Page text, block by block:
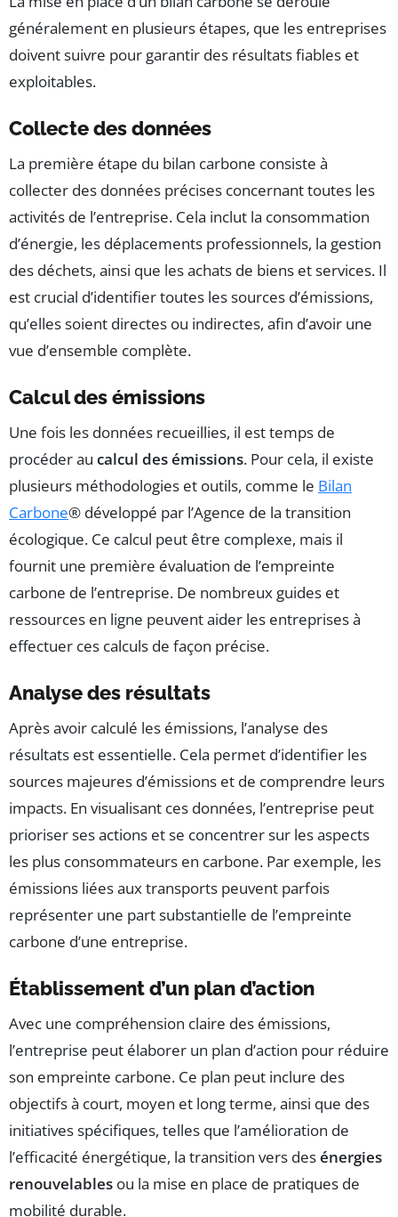
généralement en plusieurs étapes, que les entreprises
doivent suivre pour garantir des résultats fiables et
exploitables.
Collecte des données
La première étape du bilan carbone consiste à
collecter des données précises concernant toutes les
activités de l’entreprise. Cela inclut la consommation
d’énergie, les déplacements professionnels, la gestion
des déchets, ainsi que les achats de biens et services. Il
est crucial d’identifier toutes les sources d’émissions,
qu’elles soient directes ou indirectes, afin d’avoir une
vue d’ensemble complète.
Calcul des émissions
Une fois les données recueillies, il est temps de
procéder au calcul des émissions. Pour cela, il existe
plusieurs méthodologies et outils, comme le Bilan
Carbone® développé par l’Agence de la transition
écologique. Ce calcul peut être complexe, mais il
fournit une première évaluation de l’empreinte
carbone de l’entreprise. De nombreux guides et
ressources en ligne peuvent aider les entreprises à
effectuer ces calculs de façon précise.
Analyse des résultats
Après avoir calculé les émissions, l’analyse des
résultats est essentielle. Cela permet d’identifier les
sources majeures d’émissions et de comprendre leurs
impacts. En visualisant ces données, l’entreprise peut
prioriser ses actions et se concentrer sur les aspects
les plus consommateurs en carbone. Par exemple, les
émissions liées aux transports peuvent parfois
représenter une part substantielle de l’empreinte
carbone d’une entreprise.
Établissement d’un plan d’action
Avec une compréhension claire des émissions,
l’entreprise peut élaborer un plan d’action pour réduire
son empreinte carbone. Ce plan peut inclure des
objectifs à court, moyen et long terme, ainsi que des
initiatives spécifiques, telles que l’amélioration de
l’efficacité énergétique, la transition vers desénergies
renouvelables ou la mise en place de pratiques de
mobilité durable.